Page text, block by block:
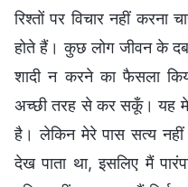
रिश्तों पर विचार नहीं करना
होते हैं। कुछ लोग जीवन के
शादी न करने का फैसला
अच्छी तरह से कर सकूँ। यह
है। लेकिन मेरे पास सत्य
देख पाता था, इसलिए मैं